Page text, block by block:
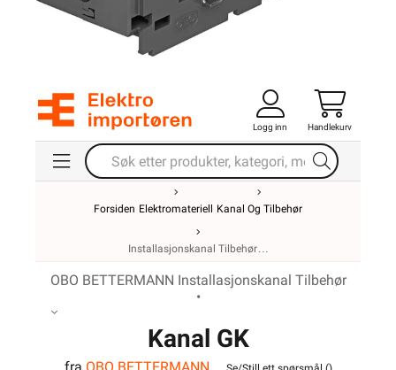
Logg inn Handlekurv
Forsiden Elektromateriell Kanal Og Tilbehør
Installasjonskanal Tilbehør
OBO BETTERMANN Installasjonskanal Tilbehør
•
Kanal GK
fra OBO BETTERMANN